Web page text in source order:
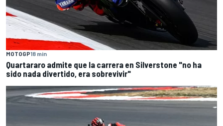
MOTOGP18 min
Quartararo admite que la carrera en Silverstone "no ha
sido nada divertido, era sobrevivir"